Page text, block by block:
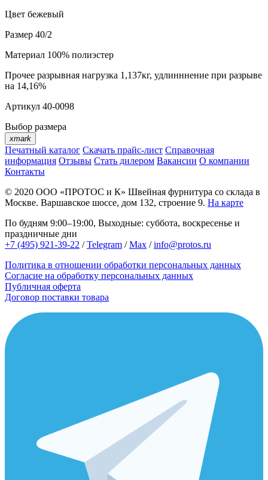
Цвет бежевый
Размер 40/2
Материал 100% полиэстер
Прочее разрывная нагрузка 1,137кг, удлинннение при разрыве
на 14,16%
Артикул 40-0098
Выбор размера
xmark
Печатный каталог Скачать прайс-лист Справочная
информация Отзывы Стать дилером Вакансии О компании
Контакты
© 2020 ООО «ПРОТОС и К» Швейная фурнитура со склада в
Москве. Варшавское шоссе, дом 132, строение 9. На карте
По будням 9:00–19:00, Выходные: суббота, воскресенье и
праздничные дни
+7 (495) 921-39-22 /Telegram /Max /info@protos.ru
Политика в отношении обработки персональных данных
Согласие на обработку персональных данных
Публичная оферта
Договор поставки товара